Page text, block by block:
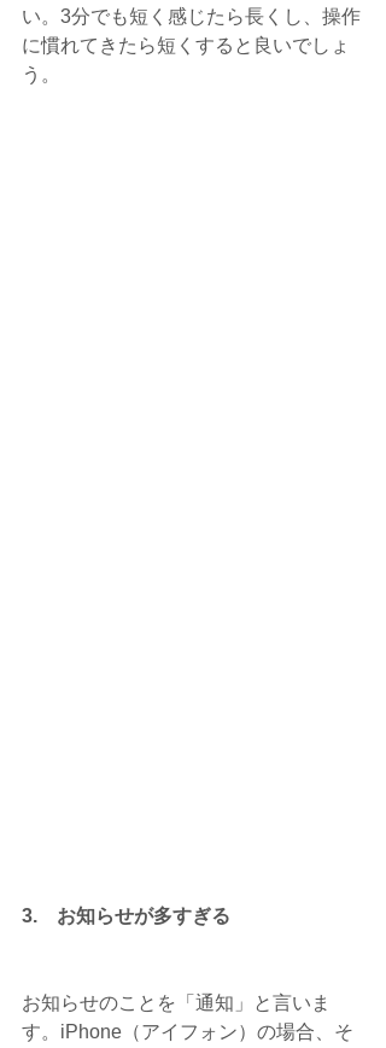
い。3分でも短く感じたら長くし、操作
に慣れてきたら短くすると良いでしょ
う。
3.　お知らせが多すぎる
お知らせのことを「通知」と言いま
す。iPhone（アイフォン）の場合、そ